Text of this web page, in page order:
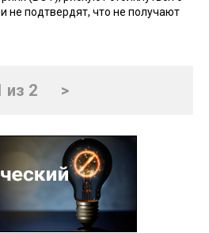
не подтвердят, что не получают
из 2 >